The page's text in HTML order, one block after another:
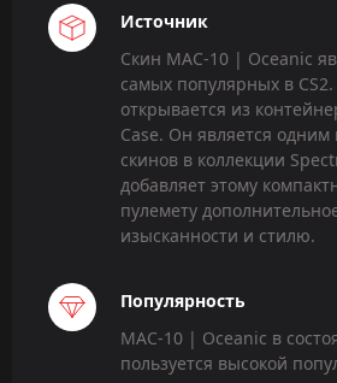
Источник
Скин MAC-10 | Oceanic
самых популярных в CS2.
открывается из
Case. Он является
скинов в коллекции
добавляет этому
пулемету
изысканности и стилю.
Популярность
MAC-10 | Oceanic в
пользуется высокой